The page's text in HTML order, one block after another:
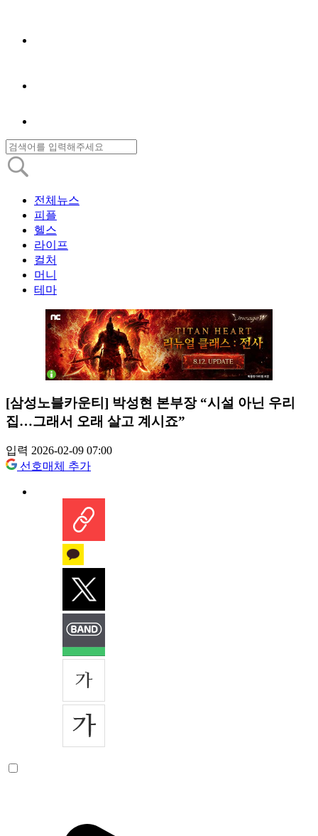
전체뉴스
피플
헬스
라이프
컬처
머니
테마
[삼성노블카운티] 박성현 본부장 “시설 아닌 우리
집…그래서 오래 살고 계시죠”
입력 2026-02-09 07:00
선호매체 추가